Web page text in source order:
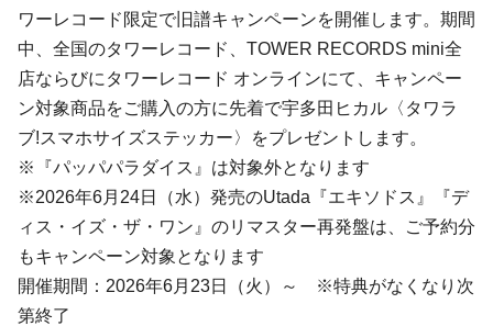
ワーレコード限定で旧譜キャンペーンを開催します。期間
中、全国のタワーレコード、TOWER RECORDS mini全
店ならびにタワーレコード オンラインにて、キャンペー
ン対象商品をご購入の方に先着で宇多田ヒカル〈タワラ
ブ!スマホサイズステッカー〉をプレゼントします。
※『パッパパラダイス』は対象外となります
※2026年6月24日（水）発売のUtada『エキソドス』『デ
ィス・イズ・ザ・ワン』のリマスター再発盤は、ご予約分
もキャンペーン対象となります
開催期間：2026年6月23日（火）～ ※特典がなくなり次
第終了